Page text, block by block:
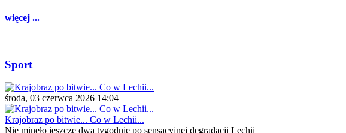
więcej ...
Sport
środa, 03 czerwca 2026 14:04
Krajobraz po bitwie... Co w Lechii...
Nie minęło jeszcze dwa tygodnie po sensacyjnej degradacji Lechii